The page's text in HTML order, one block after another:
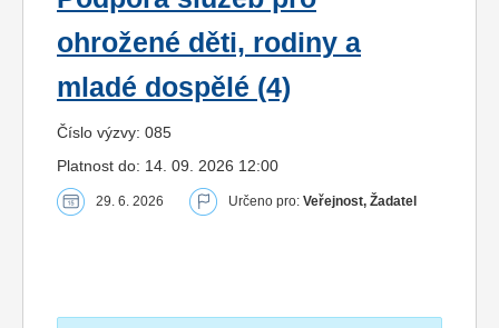
ohrožené děti, rodiny a
mladé dospělé (4)
Číslo výzvy: 085
Platnost do: 14. 09. 2026 12:00
29. 6. 2026 Určeno pro: Veřejnost, Žadatel